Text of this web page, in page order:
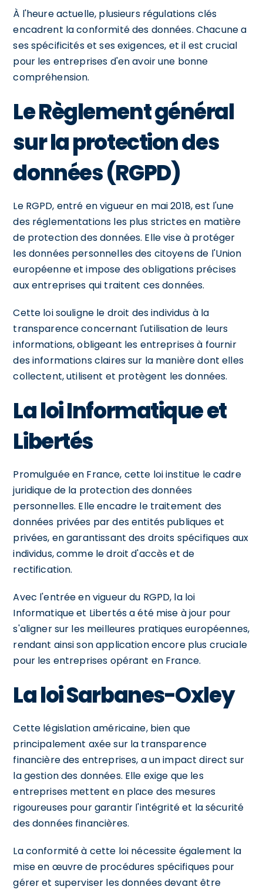
À l'heure actuelle, plusieurs régulations clés
encadrent la conformité des données. Chacune a
ses spécificités et ses exigences, et il est crucial
pour les entreprises d'en avoir une bonne
compréhension.
Le Règlement général
sur la protection des
données (RGPD)
Le RGPD, entré en vigueur en mai 2018, est l'une
des réglementations les plus strictes en matière
de protection des données. Elle vise à protéger
les données personnelles des citoyens de l'Union
européenne et impose des obligations précises
aux entreprises qui traitent ces données.
Cette loi souligne le droit des individus à la
transparence concernant l'utilisation de leurs
informations, obligeant les entreprises à fournir
des informations claires sur la manière dont elles
collectent, utilisent et protègent les données.
La loi Informatique et
Libertés
Promulguée en France, cette loi institue le cadre
juridique de la protection des données
personnelles. Elle encadre le traitement des
données privées par des entités publiques et
privées, en garantissant des droits spécifiques aux
individus, comme le droit d'accès et de
rectification.
Avec l'entrée en vigueur du RGPD, la loi
Informatique et Libertés a été mise à jour pour
s'aligner sur les meilleures pratiques européennes,
rendant ainsi son application encore plus cruciale
pour les entreprises opérant en France.
La loi Sarbanes-Oxley
Cette législation américaine, bien que
principalement axée sur la transparence
financière des entreprises, a un impact direct sur
la gestion des données. Elle exige que les
entreprises mettent en place des mesures
rigoureuses pour garantir l'intégrité et la sécurité
des données financières.
La conformité à cette loi nécessite également la
mise en œuvre de procédures spécifiques pour
gérer et superviser les données devant être